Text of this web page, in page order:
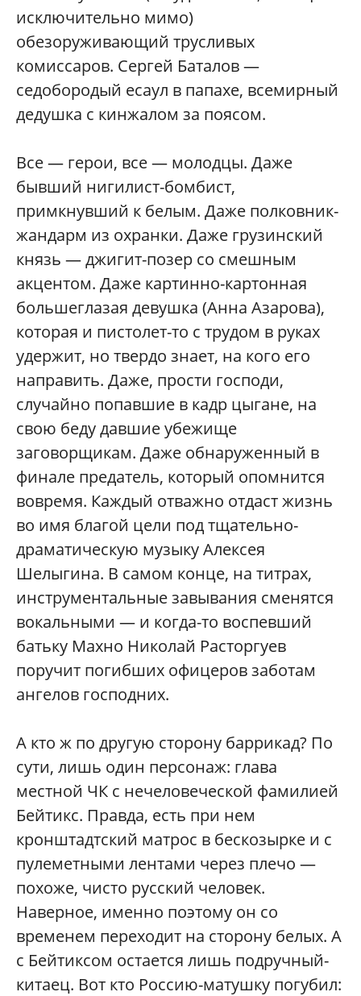
исключительно мимо)
обезоруживающий трусливых
комиссаров. Сергей Баталов —
седобородый есаул в папахе, всемирный
дедушка с кинжалом за поясом.
Все — герои, все — молодцы. Даже
бывший нигилист-бомбист,
примкнувший к белым. Даже полковник-
жандарм из охранки. Даже грузинский
князь — джигит-позер со смешным
акцентом. Даже картинно-картонная
большеглазая девушка (Анна Азарова),
которая и пистолет-то с трудом в руках
удержит, но твердо знает, на кого его
направить. Даже, прости господи,
случайно попавшие в кадр цыгане, на
свою беду давшие убежище
заговорщикам. Даже обнаруженный в
финале предатель, который опомнится
вовремя. Каждый отважно отдаст жизнь
во имя благой цели под тщательно-
драматическую музыку Алексея
Шелыгина. В самом конце, на титрах,
инструментальные завывания сменятся
вокальными — и когда-то воспевший
батьку Махно Николай Расторгуев
поручит погибших офицеров заботам
ангелов господних.
А кто ж по другую сторону баррикад? По
сути, лишь один персонаж: глава
местной ЧК с нечеловеческой фамилией
Бейтикс. Правда, есть при нем
кронштадтский матрос в бескозырке и с
пулеметными лентами через плечо —
похоже, чисто русский человек.
Наверное, именно поэтому он со
временем переходит на сторону белых. А
с Бейтиксом остается лишь подручный-
китаец. Вот кто Россию-матушку погубил: